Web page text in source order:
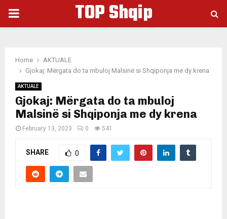
PRIMARY
TOP Shqip
Home
AKTUALE
Gjokaj: Mërgata do ta mbuloj Malsinë si Shqiponja me dy krena
AKTUALE
Gjokaj: Mërgata do ta mbuloj
Malsinë si Shqiponja me dy krena
February 13, 2023 0 541
SHARE 0